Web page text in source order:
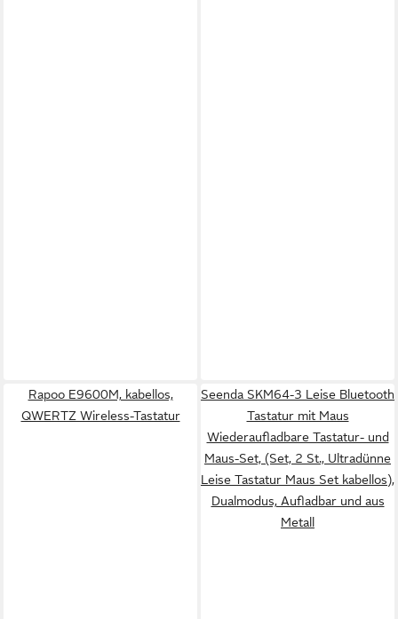
Rapoo E9600M, kabellos,
QWERTZ Wireless-Tastatur
Seenda SKM64-3 Leise Bluetooth
Tastatur mit Maus
Wiederaufladbare Tastatur- und
Maus-Set, (Set, 2 St., Ultradünne
Leise Tastatur Maus Set kabellos),
Dualmodus, Aufladbar und aus
Metall